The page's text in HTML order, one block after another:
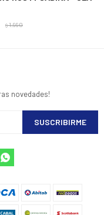
$ 1.990
novedades!
SUSCRIBIRME
